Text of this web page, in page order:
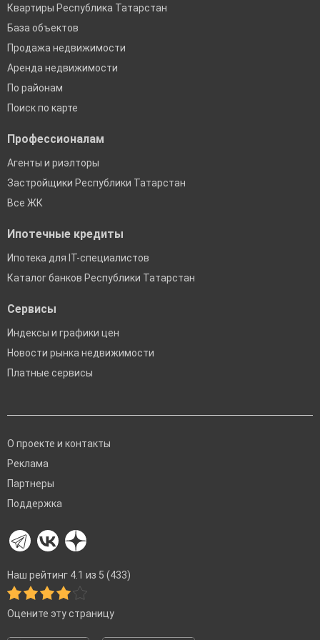
Квартиры Республика Татарстан
База объектов
Продажа недвижимости
Аренда недвижимости
По районам
Поиск по карте
Профессионалам
Агенты и риэлторы
Застройщики Республики Татарстан
Все ЖК
Ипотечные кредиты
Ипотека для IT-специалистов
Каталог банков Республики Татарстан
Сервисы
Индексы и графики цен
Новости рынка недвижимости
Платные сервисы
О проекте и контакты
Реклама
Партнеры
Поддержка
Наш рейтинг 4.1 из 5 (433)
Оцените эту страницу